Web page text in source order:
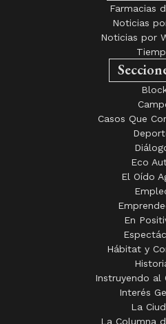
Farmacias
Noticias
Noticias por
Casos Que
Eco
El Oído
En
Hábitat y
Instruyendo al
Interés
La
La Columna